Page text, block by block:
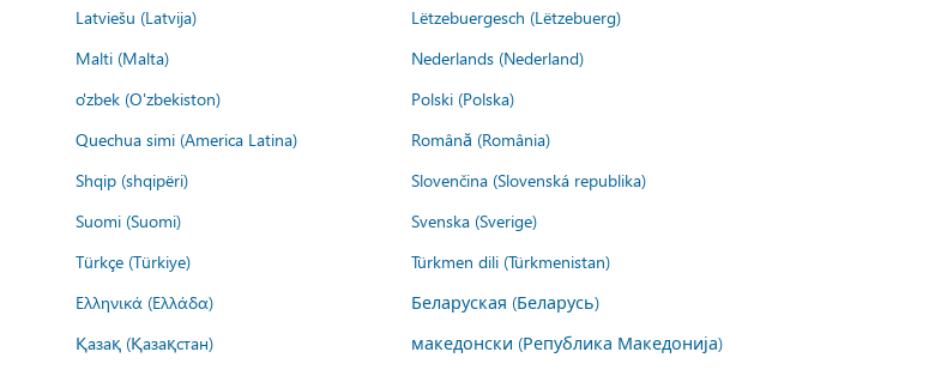
Latviešu (Latvija)
Lëtzebuergesch (Lëtzebuerg)
Malti (Malta)
Nederlands (Nederland)
o'zbek (O'zbekiston)
Polski (Polska)
Quechua simi (America Latina)
Română (România)
Shqip (shqipëri)
Slovenčina (Slovenská republika)
Suomi (Suomi)
Svenska (Sverige)
Türkçe (Türkiye)
Türkmen dili (Türkmenistan)
Ελληνικά (Ελλάδα)
Беларуская (Беларусь)
Қазақ (Қазақстан)
македонски (Република Македонија)